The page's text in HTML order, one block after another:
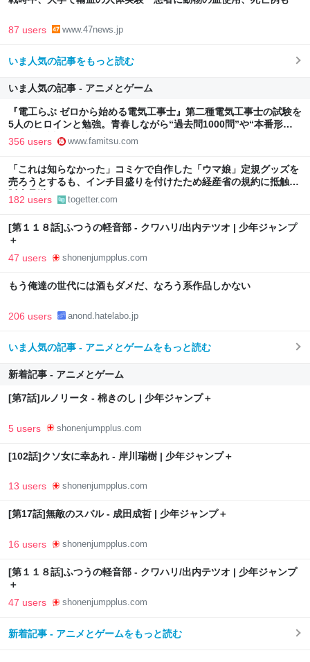
87 users www.47news.jp
いま人気の記事をもっと読む
いま人気の記事 - アニメとゲーム
『電工らぶ ゼロから始める電気工事士』第二種電気工事士の試験を
5人のヒロインと勉強。青春しながら“過去問1000問”や“本番形式
CBT模擬試験”で本格的に学べるノベルゲーム | ゲーム・エンタメ
最新情報のファミ通.com
356 users www.famitsu.com
「これは知らなかった」コミケで自作した「ウマ娘」定規グッズを
売ろうとするも、インチ目盛りを付けたため経産省の規約に抵触、
販売見送りに
182 users togetter.com
[第１１８話]ふつうの軽音部 - クワハリ/出内テツオ | 少年ジャンプ
＋
47 users shonenjumpplus.com
もう俺達の世代には酒もダメだ、なろう系作品しかない
206 users anond.hatelabo.jp
いま人気の記事 - アニメとゲームをもっと読む
新着記事 - アニメとゲーム
[第7話]ルノリータ - 棉きのし | 少年ジャンプ＋
5 users shonenjumpplus.com
[102話]クソ女に幸あれ - 岸川瑞樹 | 少年ジャンプ＋
13 users shonenjumpplus.com
[第17話]無敵のスバル - 成田成哲 | 少年ジャンプ＋
16 users shonenjumpplus.com
[第１１８話]ふつうの軽音部 - クワハリ/出内テツオ | 少年ジャンプ
＋
47 users shonenjumpplus.com
新着記事 - アニメとゲームをもっと読む